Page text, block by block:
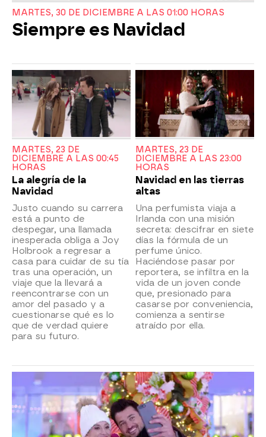
MARTES, 30 DE DICIEMBRE A LAS 01:00 HORAS
Siempre es Navidad
MARTES, 23 DE
DICIEMBRE A LAS 00:45
HORAS
La alegría de la
Navidad
Justo cuando su carrera
está a punto de
despegar, una llamada
inesperada obliga a Joy
Holbrook a regresar a
casa para cuidar de su tía
tras una operación, un
viaje que la llevará a
reencontrarse con un
amor del pasado y a
cuestionarse qué es lo
que de verdad quiere
para su futuro.
MARTES, 23 DE
DICIEMBRE A LAS 23:00
HORAS
Navidad en las tierras
altas
Una perfumista viaja a
Irlanda con una misión
secreta: descifrar en siete
días la fórmula de un
perfume único.
Haciéndose pasar por
reportera, se infiltra en la
vida de un joven conde
que, presionado para
casarse por conveniencia,
comienza a sentirse
atraído por ella.